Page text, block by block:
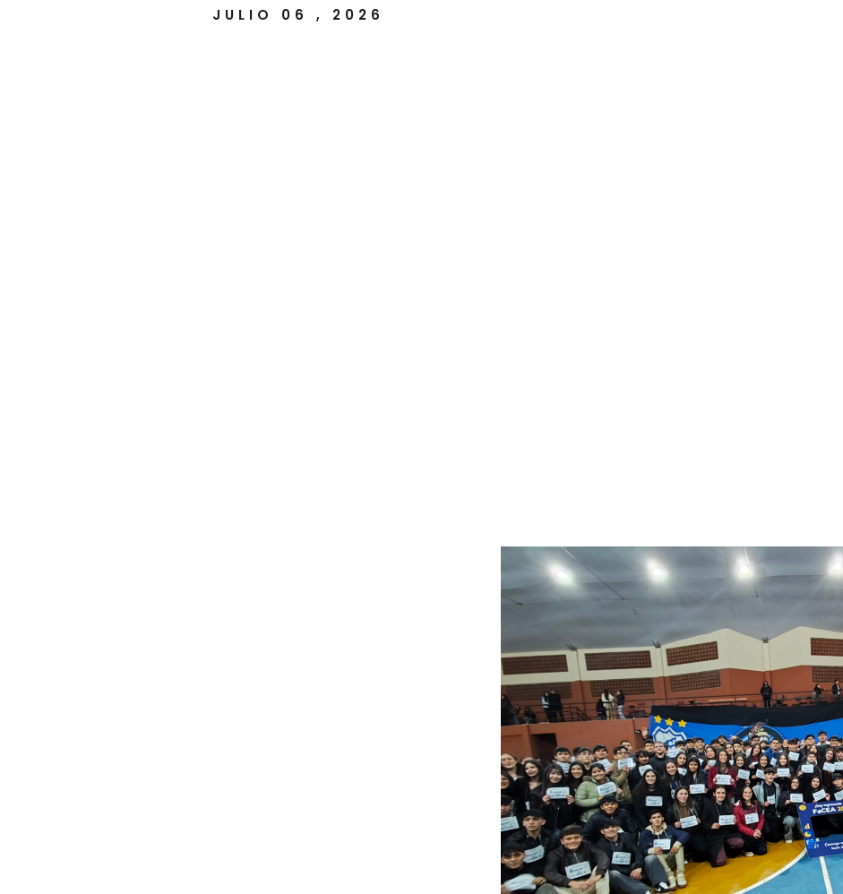
JULIO 06 , 2026